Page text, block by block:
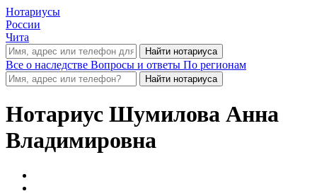
Нотариусы
России
Чита
Все о наследстве Вопросы и ответы По регионам
Нотариус Шумилова Анна
Владимировна